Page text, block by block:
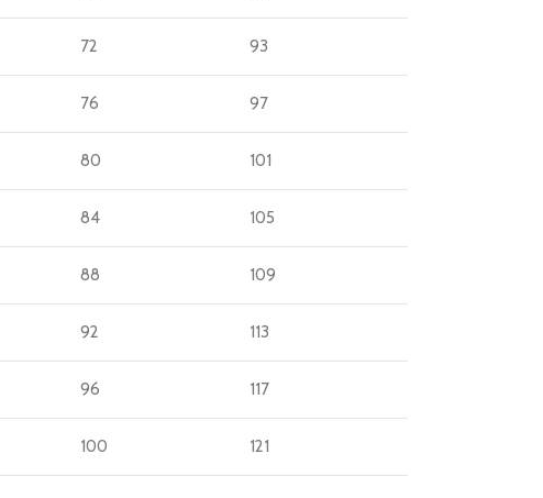
72 93
76 97
80 101
84 105
88 109
92 113
96 117
100 121